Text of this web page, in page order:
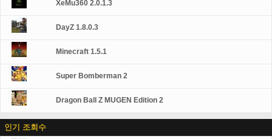
XeMu360 2.0.1.3
DayZ 1.8.0.3
Minecraft 1.5.1
Super Bomberman 2
Dragon Ball Z MUGEN Edition 2
인기 조회수